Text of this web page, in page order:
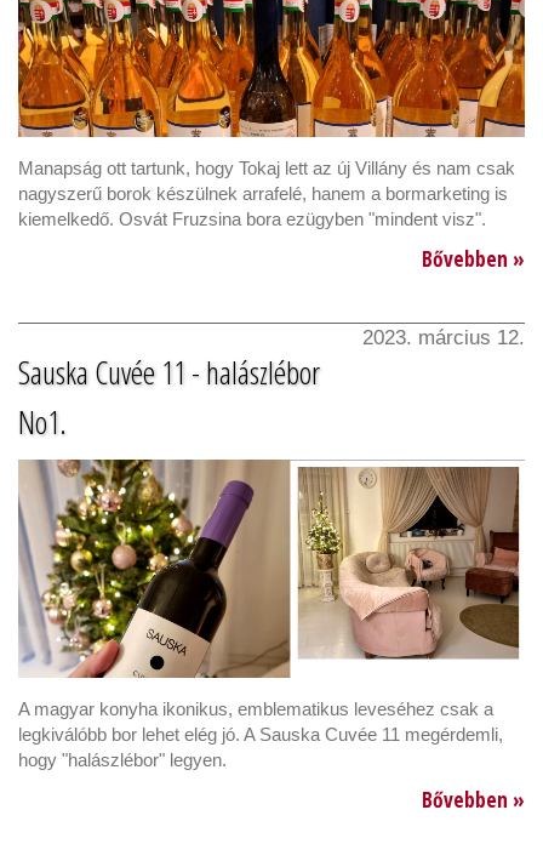
Manapság ott tartunk, hogy Tokaj lett az új Villány és nam csak
nagyszerű borok készülnek arrafelé, hanem a bormarketing is
kiemelkedő. Osvát Fruzsina bora ezügyben "mindent visz".
Bővebben »
2023. március 12.
Sauska Cuvée 11 - halászlébor
No1.
A magyar konyha ikonikus, emblematikus leveséhez csak a
legkiválóbb bor lehet elég jó. A Sauska Cuvée 11 megérdemli,
hogy "halászlébor" legyen.
Bővebben »